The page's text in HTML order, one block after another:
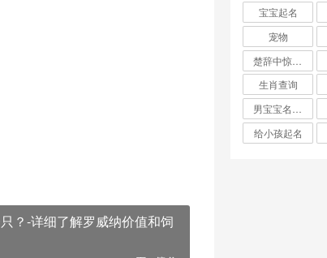
？-详细了解罗威纳价值和饲
宝宝起名
宠物
生肖查询
给小孩起名